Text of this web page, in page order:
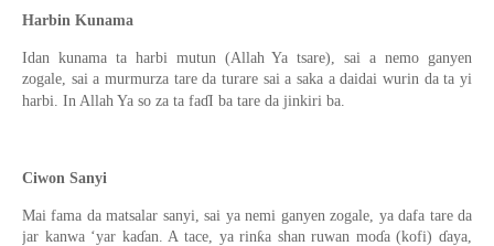
Harbin Kunama
Idan kunama ta harbi mutun (Allah Ya tsare), sai a nemo ganyen
zogale, sai a murmurza tare da turare sai a saka a daidai wurin da ta yi
harbi. In Allah Ya so za ta faɗI ba tare da jinkiri ba.
Ciwon Sanyi
Mai fama da matsalar sanyi, sai ya nemi ganyen zogale, ya dafa tare da
jar kanwa ‘yar kaɗan. A tace, ya rinƙa shan ruwan moɗa (kofi) ɗaya,